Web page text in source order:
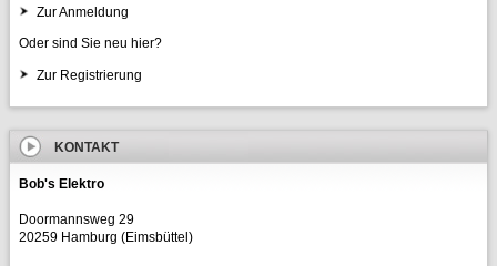
Zur Anmeldung
Oder sind Sie neu hier?
Zur Registrierung
KONTAKT
Bob's Elektro
Doormannsweg 29
20259 Hamburg (Eimsbüttel)